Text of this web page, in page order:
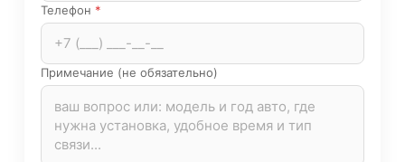
Телефон *
Примечание (не обязательно)